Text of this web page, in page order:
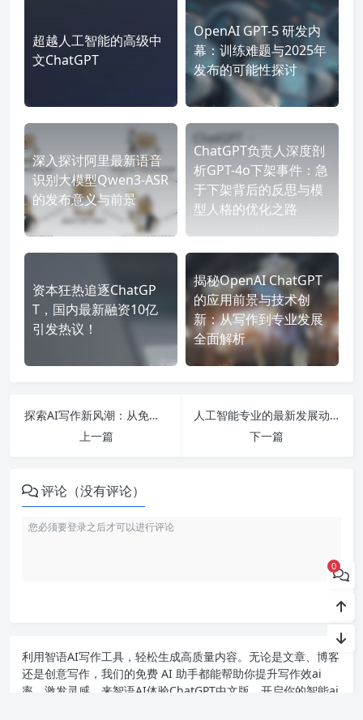
超越人工智能的高级中
文ChatGPT
OpenAI GPT-5 研发内
幕：训练难题与2025年
发布的可能性探讨
深入探讨阿里最新语音
识别大模型Qwen3-ASR
的发布意义与前景
ChatGPT负责人深度剖
析GPT-4o下架事件：急
于下架背后的反思与模
型人格的优化之路
资本狂热追逐ChatGP
T，国内最新融资10亿
引发热议！
揭秘OpenAI ChatGPT
的应用前景与技术创
新：从写作到专业发展
全面解析
探索AI写作新风潮：从免费软件到智能生成，全网推荐最佳神器！
上一篇
人工智能专业的最新发展动态与未来应用前景：深度学习、算法解析与技术趋势全解析
下一篇
评论（没有评论）
利用智语AI写作工具，轻松生成高质量内容。无论是文章、博客
还是创意写作，我们的免费 AI 助手都能帮助你提升写作效ai
率，激发灵感。来智语AI体验ChatGPT中文版 ，开启你的智能ai
0